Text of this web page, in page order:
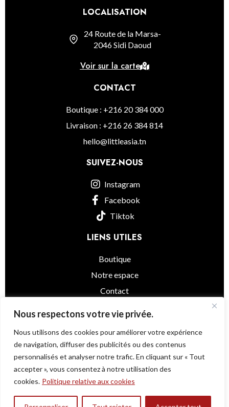
Nous respectons votre vie privée.
Nous utilisons des cookies pour améliorer votre expérience
de navigation, diffuser des publicités ou des contenus
personnalisés et analyser notre trafic. En cliquant sur « Tout
accepter », vous consentez à notre utilisation des
cookies. Politique relative aux cookies
LOCALISATION
24 Route de la Marsa-
2046 Sidi Daoud
Voir sur la carte
CONTACT
Boutique : +216 20 384 000
Livraison : +216 26 384 814
hello@littleasia.tn
SUIVEZ-NOUS
Instagram
Facebook
Tiktok
LIENS UTILES
Boutique
Notre espace
Contact
Little Asia© 2025 - Powered by@as.agency
Une question ?